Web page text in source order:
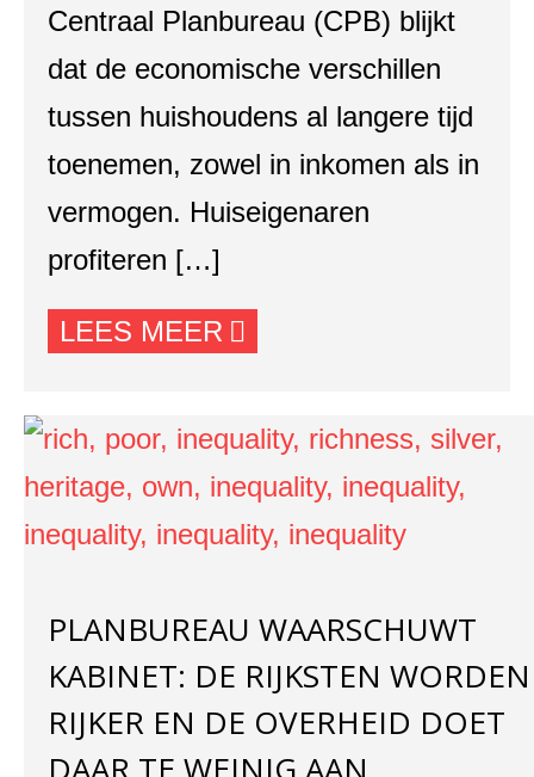
Centraal Planbureau (CPB) blijkt
dat de economische verschillen
tussen huishoudens al langere tijd
toenemen, zowel in inkomen als in
vermogen. Huiseigenaren
profiteren […]
LEES MEER
PLANBUREAU WAARSCHUWT
KABINET: DE RIJKSTEN WORDEN
RIJKER EN DE OVERHEID DOET